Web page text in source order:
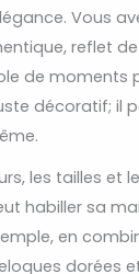
Vous
reflet
de moments
décoratif; il
les tailles et
habiller sa
en
dorées